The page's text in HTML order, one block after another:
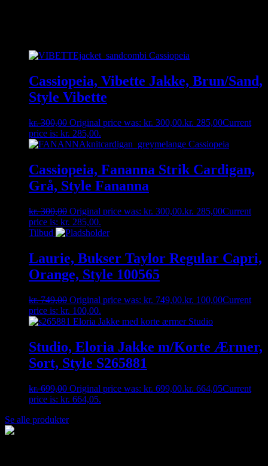
Cassiopeia, Vibette Jakke, Brun/Sand,
Style Vibette
kr.300,00 Original price was: kr. 300,00.kr. 285,00Current
price is: kr. 285,00.
Cassiopeia, Fananna Strik Cardigan,
Grå, Style Fananna
kr.300,00 Original price was: kr. 300,00.kr. 285,00Current
price is: kr. 285,00.
Tilbud
Laurie, Bukser Taylor Regular Capri,
Orange, Style 100565
kr.749,00 Original price was: kr. 749,00.kr. 100,00Current
price is: kr. 100,00.
Studio, Eloria Jakke m/Korte Ærmer,
Sort, Style S265881
kr.699,00 Original price was: kr. 699,00.kr. 664,05Current
price is: kr. 664,05.
Se alle produkter